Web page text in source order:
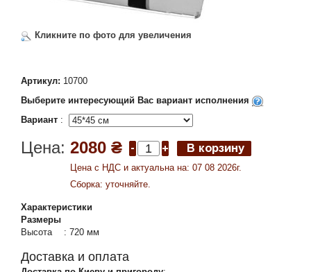
Кликните по фото для увеличения
Артикул: 10700
Выберите интересующий Вас вариант исполнения
Вариант :
Цена: 2080 ₴
Цена c НДС и актуальна на: 07 08 2026г.
Сборка: уточняйте.
Характеристики
Размеры
Высота
: 720 мм
Доставка и оплата